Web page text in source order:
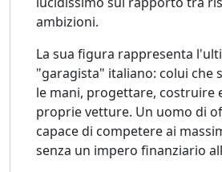
ambizioni.
La sua figura rappresenta
"garagista" italiano: colui che
le mani, progettare, costruire
proprie vetture. Un uomo di
capace di competere ai
senza un impero finanziario